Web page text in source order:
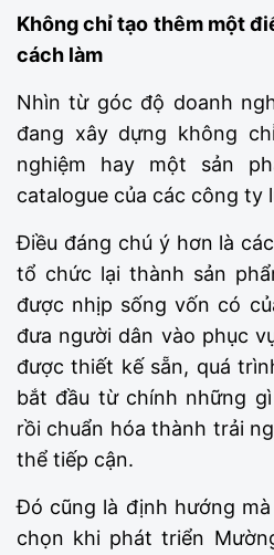
Không chỉ tạo thêm một
cách làm
Nhìn từ góc độ doanh
đang xây dựng không
nghiệm hay một sản
catalogue của các công ty
Điều đáng chú ý hơn là
tổ chức lại thành sản
được nhịp sống vốn có
đưa người dân vào phục
được thiết kế sẵn, quá
bắt đầu từ chính những
rồi chuẩn hóa thành trải
thể tiếp cận.
Đó cũng là định hướng
chọn khi phát triển